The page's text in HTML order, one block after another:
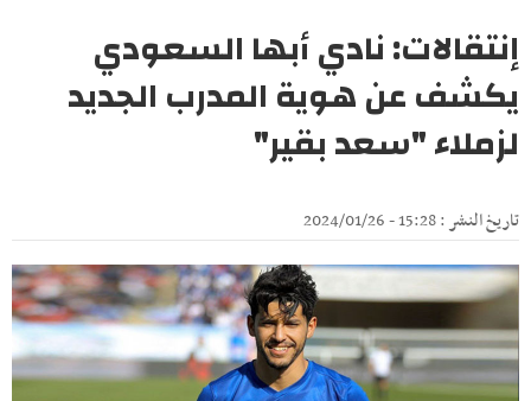
إنتقالات: نادي أبها السعودي
يكشف عن هوية المدرب الجديد
لزملاء "سعد بقير"
تاريخ النشر : 15:28 - 2024/01/26